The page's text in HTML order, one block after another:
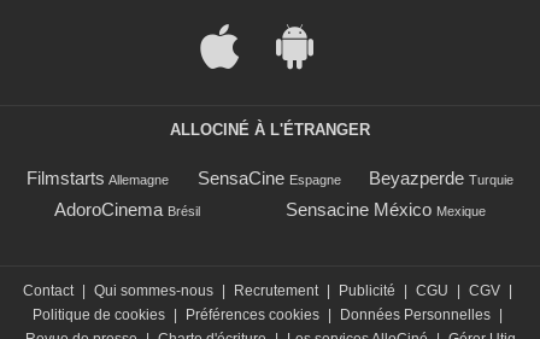
ALLOCINÉ À L'ÉTRANGER
Filmstarts Allemagne SensaCine Espagne Beyazperde Turquie
AdoroCinema Brésil Sensacine México Mexique
Contact Qui sommes-nous Recrutement Publicité CGU CGV
Politique de cookies
Préférences cookies Données Personnelles